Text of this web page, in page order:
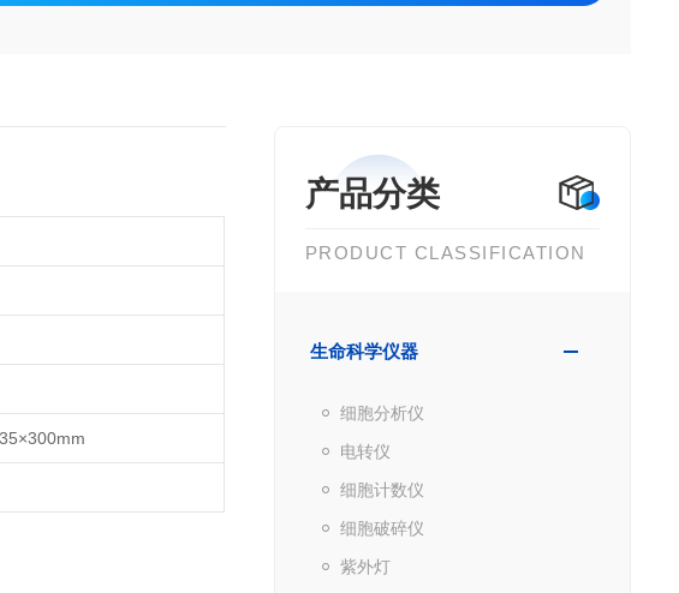
产品分类
PRODUCT CLASSIFICATION
生命科学仪器
细胞分析仪
电转仪
细胞计数仪
细胞破碎仪
紫外灯